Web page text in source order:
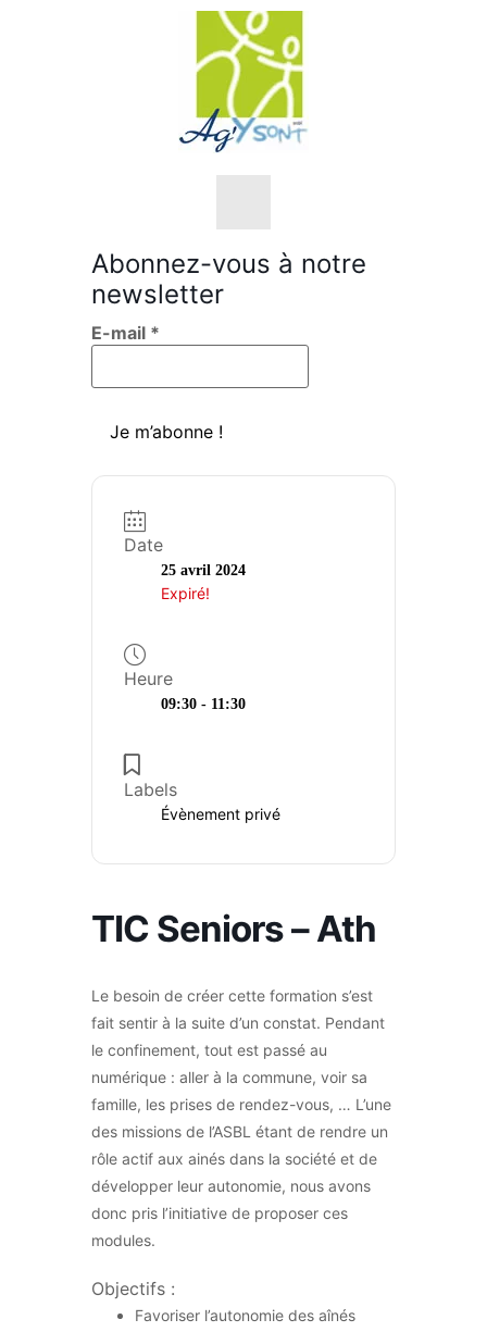
Nos objectifs
Nos valeurs
L’équipe
Sensibilisations
Animations
Formations
Retraite active
Education permanente
Abonnez-vous à notre
newsletter
E-mail *
Date
25 avril 2024
Expiré!
Heure
09:30 - 11:30
Labels
Évènement privé
TIC Seniors – Ath
Le besoin de créer cette formation s’est
fait sentir à la suite d’un constat. Pendant
le confinement, tout est passé au
numérique : aller à la commune, voir sa
famille, les prises de rendez-vous, … L’une
des missions de l’ASBL étant de rendre un
rôle actif aux ainés dans la société et de
développer leur autonomie, nous avons
donc pris l’initiative de proposer ces
modules.
Objectifs :
Favoriser l’autonomie des aînés